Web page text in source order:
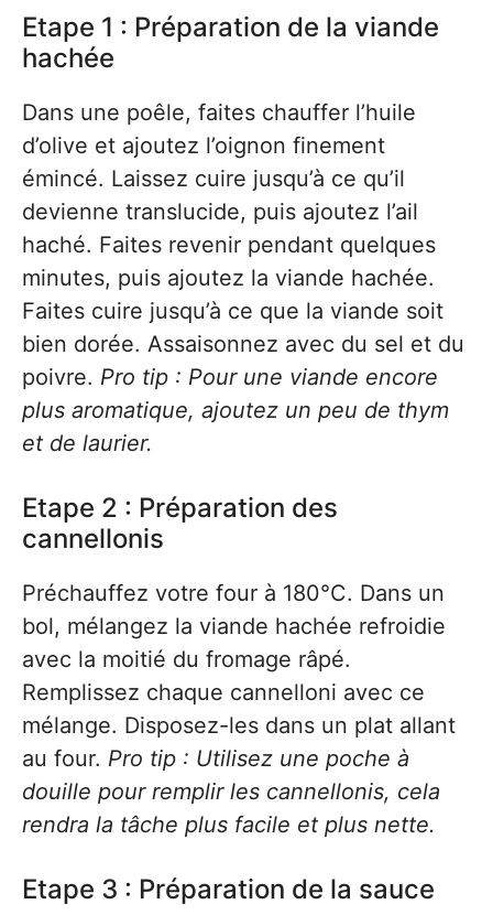
Etape 1 : Préparation de la viande
hachée
Dans une poêle, faites chauffer l’huile
d’olive et ajoutez l’oignon finement
émincé. Laissez cuire jusqu’à ce qu’il
devienne translucide, puis ajoutez l’ail
haché. Faites revenir pendant quelques
minutes, puis ajoutez la viande hachée.
Faites cuire jusqu’à ce que la viande soit
bien dorée. Assaisonnez avec du sel et du
poivre. Pro tip : Pour une viande encore
plus aromatique, ajoutez un peu de thym
et de laurier.
Etape 2 : Préparation des
cannellonis
Préchauffez votre four à 180°C. Dans un
bol, mélangez la viande hachée refroidie
avec la moitié du fromage râpé.
Remplissez chaque cannelloni avec ce
mélange. Disposez-les dans un plat allant
au four. Pro tip : Utilisez une poche à
douille pour remplir les cannellonis, cela
rendra la tâche plus facile et plus nette.
Etape 3 : Préparation de la sauce